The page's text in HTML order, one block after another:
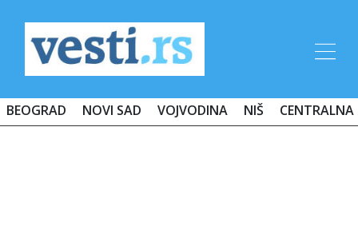
BEOGRAD NOVI SAD VOJVODINA NIŠ CENTRALNA